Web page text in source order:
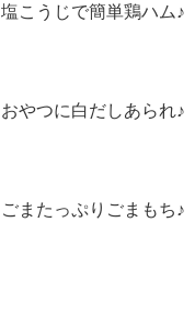
塩こうじで簡単鶏ハム♪
おやつに白だしあられ♪
ごまたっぷりごまもち♪